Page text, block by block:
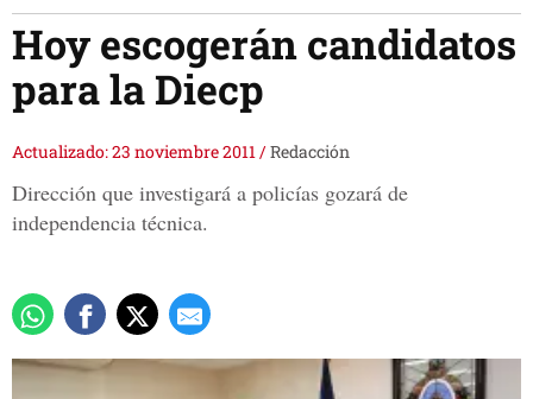
Hoy escogerán candidatos
para la Diecp
Actualizado: 23 noviembre 2011/Redacción
Dirección que investigará a policías gozará de
independencia técnica.